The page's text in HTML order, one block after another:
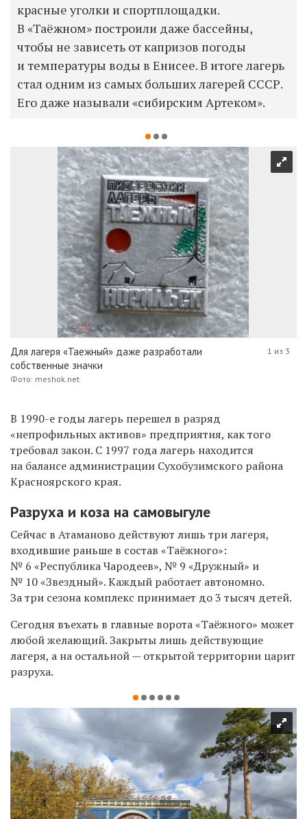
красные уголки и спортплощадки.
В «Таёжном» построили даже бассейны,
чтобы не зависеть от капризов погоды
и температуры воды в Енисее. В итоге лагерь
стал одним из самых больших лагерей СССР.
Его даже называли «сибирским Артеком».
Для лагеря «Таежный» даже разработали
собственные значки
Фото: meshok.net
1 из 3
В 1990-е годы лагерь перешел в разряд
«непрофильных активов» предприятия, как того
требовал закон. С 1997 года лагерь находится
на балансе администрации Сухобузимского района
Красноярского края.
Разруха и коза на самовыгуле
Сейчас в Атаманово действуют лишь три лагеря,
входившие раньше в состав «Таёжного»:
№ 6 «Республика Чародеев», № 9 «Дружный» и
№ 10 «Звездный». Каждый работает автономно.
За три сезона комплекс принимает до 3 тысяч детей.
Сегодня въехать в главные ворота «Таёжного» может
любой желающий. Закрыты лишь действующие
лагеря, а на остальной — открытой территории царит
разруха.